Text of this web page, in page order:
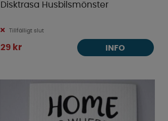
Disktrasa Husbilsmönster
Tillfälligt slut
29 kr INFO